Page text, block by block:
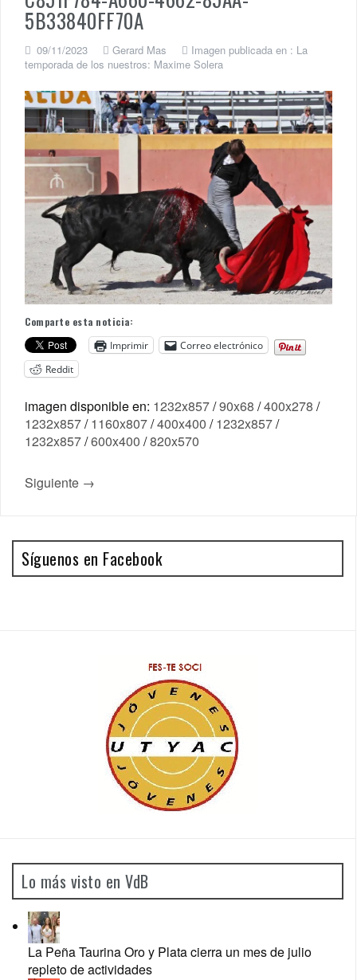
5B33840FF70A
09/11/2023 Gerard Mas Imagen publicada en : La
temporada de los nuestros: Maxime Solera
Comparte esta noticia:
Imprimir
Correo electrónico
Reddit
imagen disponible en: 1232x857/90x68 /400x278 /
1232x857/1160x807/400x400 /1232x857/
1232x857/600x400 /820x570
Siguiente →
Síguenos en Facebook
Lo más visto en VdB
La Peña Taurina Oro y Plata cierra un mes de julio
repleto de actividades